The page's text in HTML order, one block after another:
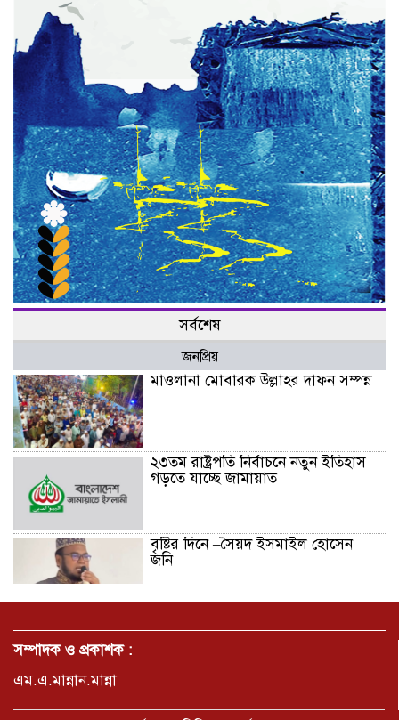
সর্বশেষ
জনপ্রিয়
মাওলানা মোবারক উল্লাহর দাফন সম্পন্ন
২৩তম রাষ্ট্রপতি নির্বাচনে নতুন ইতিহাস
গড়তে যাচ্ছে জামায়াত
বৃষ্টির দিনে –সৈয়দ ইসমাইল হোসেন
জনি
জুলাই সনদ বাস্তবায়নের দাবিতে
ছাত্রদলের হামলায় জকসু ভিপিসহ শিবির-
সম্পাদক ও প্রকাশক :
এম.এ.মান্নান.মান্না